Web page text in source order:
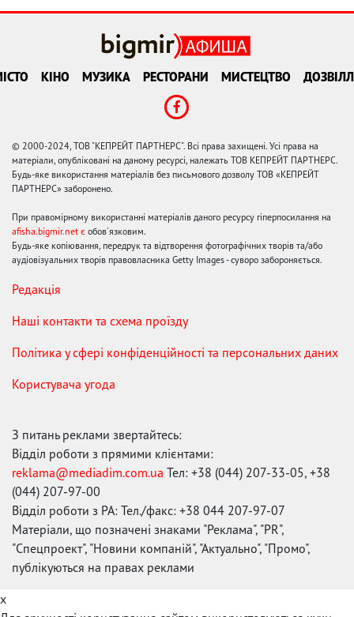
КІНО МУЗИКА РЕСТОРАНИ МИСТЕЦТВО
© 2000-2024, ТОВ "КЕПРЕЙТ ПАРТНЕРС". Всі права захищені. Усі права на
матеріали, опубліковані на даному ресурсі, належать ТОВ КЕПРЕЙТ ПАРТНЕРС.
Будь-яке використання матеріалів без письмового дозволу ТОВ «КЕПРЕЙТ
ПАРТНЕРС» заборонено.
При правомірному використанні матеріалів даного ресурсу гіперпосилання на
afisha.bigmir.net є обов'язковим.
Будь-яке копіювання, передрук та відтворення фотографічних творів та/або
аудіовізуальних творів правовласника Getty Images - суворо забороняється.
Редакція
Наші контакти та схема проїзду
Політика у сфері конфіденційності та персональних даних
Користувача угода
З питань реклами звертайтесь:
Відділ роботи з прямими клієнтами:
reklama@mediadim.com.ua Тел: +38 (044) 207-33-05, +38
(044) 207-97-00
Відділ роботи з РА: Тел./факс: +38 044 207-97-07
Матеріали, що позначені знаками "Реклама", "PR",
"Спецпроект", "Новини компаній", "Актуально", "Промо",
публікуються на правах реклами
x